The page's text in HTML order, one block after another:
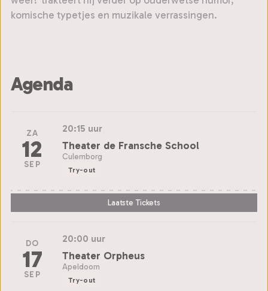
komische typetjes en muzikale verrassingen.
Agenda
ZA
12
SEP
20:15 uur
Theater de Fransche School
Culemborg
Try-out
Laatste Tickets
DO
17
SEP
20:00 uur
Theater Orpheus
Apeldoorn
Try-out